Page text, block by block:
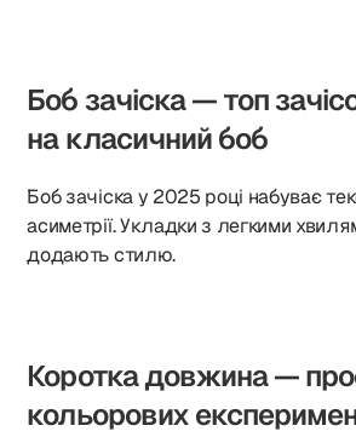
Боб зачіска — топ
на класичний боб
Боб зачіска у 2025 році набуває
асиметрії. Укладки з легкими
додають стилю.
Коротка довжина —
кольорових